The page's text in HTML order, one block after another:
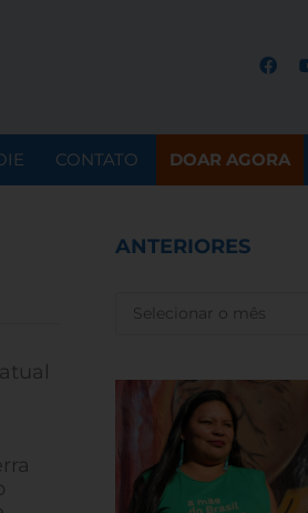
CONTATO DOAR AGORA
ANTERIORES